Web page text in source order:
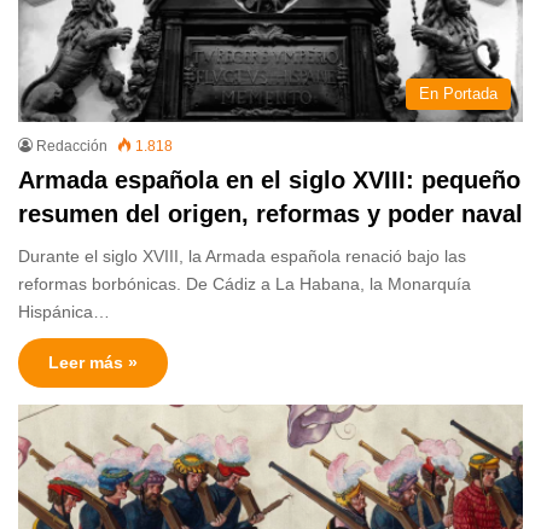
En Portada
Redacción 1.818
Armada española en el siglo XVIII: pequeño
resumen del origen, reformas y poder naval
Durante el siglo XVIII, la Armada española renació bajo las
reformas borbónicas. De Cádiz a La Habana, la Monarquía
Hispánica…
Leer más »